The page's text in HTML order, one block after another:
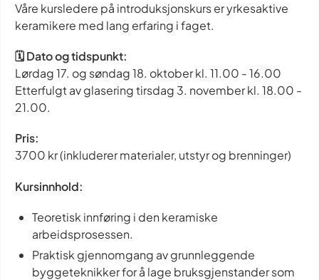
Våre kursledere på introduksjonskurs er yrkesaktive
keramikere med lang erfaring i faget.
🗓 Dato og tidspunkt:
Lørdag 17. og søndag 18. oktober kl. 11.00 - 16.00
Etterfulgt av glasering tirsdag 3. november kl. 18.00 -
21.00.
Pris:
3700 kr (inkluderer materialer, utstyr og brenninger)
Kursinnhold:
Teoretisk innføring i den keramiske
arbeidsprosessen.
Praktisk gjennomgang av grunnleggende
byggeteknikker for å lage bruksgjenstander som